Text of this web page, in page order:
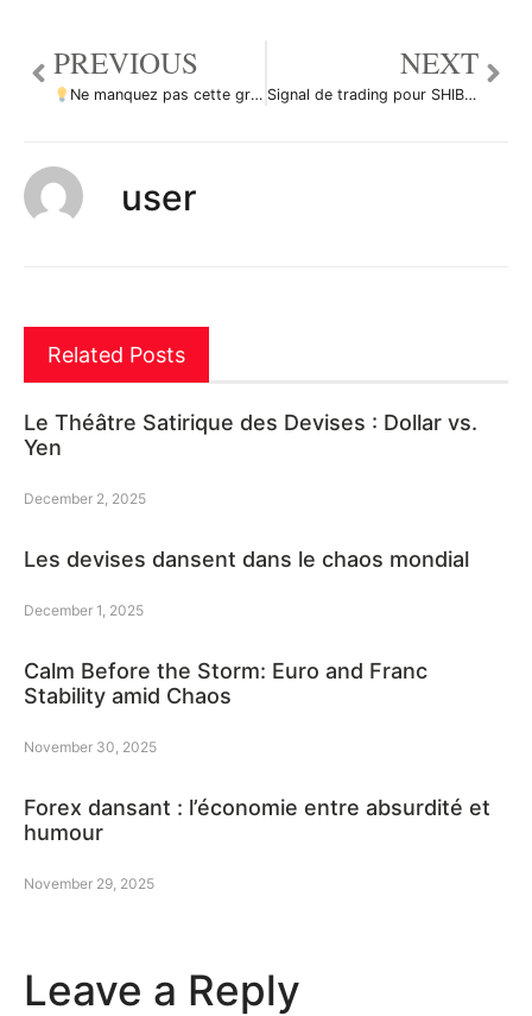
PREVIOUS
Ne manquez pas cette grande opportunité d’achat de XLMUSD par ForecastCity_Francais
NEXT
Signal de trading pour SHIBUSDT SHIBA INU (mise à jour) par pullbacksignal
user
Related Posts
Le Théâtre Satirique des Devises : Dollar vs.
Yen
December 2, 2025
Les devises dansent dans le chaos mondial
December 1, 2025
Calm Before the Storm: Euro and Franc
Stability amid Chaos
November 30, 2025
Forex dansant : l’économie entre absurdité et
humour
November 29, 2025
Leave a Reply